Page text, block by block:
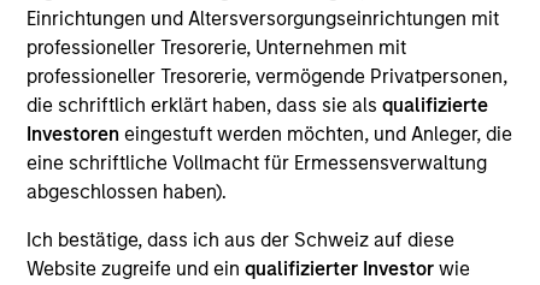
Einrichtungen und Altersversorgungseinrichtungen mit
professioneller Tresorerie, Unternehmen mit
professioneller Tresorerie, vermögende Privatpersonen,
die schriftlich erklärt haben, dass sie alsqualifizierte
Investoren eingestuft werden möchten, und Anleger, die
eine schriftliche Vollmacht für Ermessensverwaltung
abgeschlossen haben).
Ich bestätige, dass ich aus der Schweiz auf diese
Website zugreife und ein qualifizierter Investor wie
Langfristiges Wachstum Ihrer Anlage und
Fortschritte bei Vielfalt, Gleichstellung und
Inklusion.Der Fonds fällt in den Geltungsbereich
von Artikel 9 der europäischen
Offenlegungsverordnung für nachhaltige
Geldanlagen.
Anlageansatz